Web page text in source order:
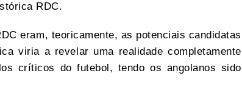
RDC.
eram, teoricamente, as potenciais candidatas
viria a revelar uma realidade completamente
críticos do futebol, tendo os angolanos sido